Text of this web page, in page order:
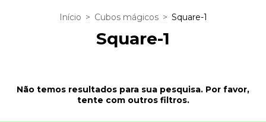
Início > Cubos mágicos > Square-1
Square-1
Não temos resultados para sua pesquisa. Por favor,
tente com outros filtros.